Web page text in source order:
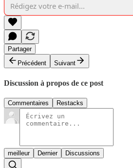
Partager
Précédent
Suivant
Discussion à propos de ce post
Commentaires Restacks
meilleur Dernier Discussions